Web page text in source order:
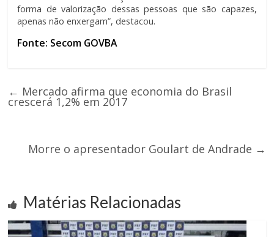
forma de valorização dessas pessoas que são capazes,
apenas não enxergam”, destacou.
Fonte: Secom GOVBA
← Mercado afirma que economia do Brasil
crescerá 1,2% em 2017
Morre o apresentador Goulart de Andrade →
Matérias Relacionadas